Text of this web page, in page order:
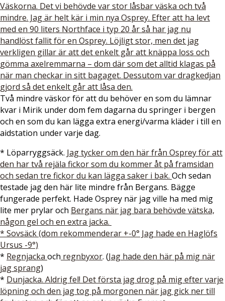
Väskorna. Det vi behövde var stor låsbar väska och två
mindre. Jag är helt kär i min nya Osprey. Efter att ha levt
med en 90 liters Northface i typ 20 år så har jag nu
handlöst fallit för en Osprey. Löjligt stor, men det jag
verkligen gillar är att det enkelt går att knäppa loss och
gömma axelremmarna – dom där som det alltid klagas på
när man checkar in sitt bagaget. Dessutom var dragkedjan
gjord så det enkelt går att låsa den.
Två mindre väskor för att du behöver en som du lämnar
kvar i Mirik under dom fem dagarna du springer i bergen
och en som du kan lägga extra energi/varma kläder i till en
aidstation under varje dag.
* Löparryggsäck. Jag tycker om den här från Osprey för att
den har två rejäla fickor som du kommer åt på framsidan
och sedan tre fickor du kan lägga saker i bak. Och sedan
testade jag den här lite mindre från Bergans. Bägge
fungerade perfekt. Hade Osprey när jag ville ha med mig
lite mer prylar och Bergans när jag bara behövde vätska,
någon gel och en extra jacka.
* Sovsäck (dom rekommenderar +-0° Jag hade en Haglöfs
Ursus -9°)
* Regnjacka och regnbyxor. (Jag hade den här på mig när
jag sprang)
* Dunjacka. Aldrig fel! Det första jag drog på mig efter varje
löpning och den jag tog på morgonen när jag gick ner till